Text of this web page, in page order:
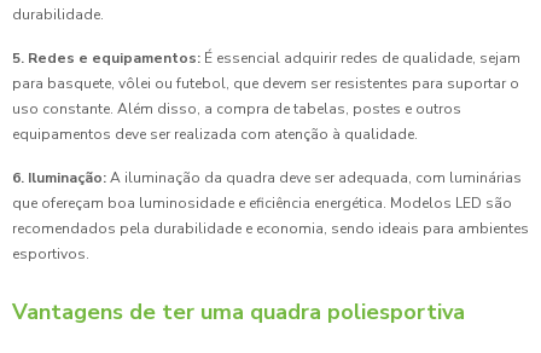
durabilidade.
5. Redes e equipamentos: É essencial adquirir redes de qualidade, sejam
para basquete, vôlei ou futebol, que devem ser resistentes para suportar o
uso constante. Além disso, a compra de tabelas, postes e outros
equipamentos deve ser realizada com atenção à qualidade.
6. Iluminação:A iluminação da quadra deve ser adequada, com luminárias
que ofereçam boa luminosidade e eficiência energética. Modelos LED são
recomendados pela durabilidade e economia, sendo ideais para ambientes
esportivos.
Vantagens de ter uma quadra poliesportiva